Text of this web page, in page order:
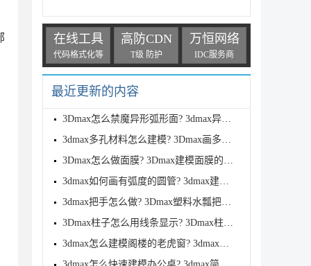
在线工具
代码格式化等
高防CDN
T级 防护
万恒网络
IDC服务商
最近更新的内容
3Dmax怎么禁魔异形弧形面? 3dmax异形曲面圆滑建模的技
3dmax多孔材料怎么建模? 3Dmax画多孔泡沫的技巧
3Dmax怎么做面膜? 3Dmax建模面膜的技巧
3dmax如何画有弧度的圆管? 3dmax建模有弧度圆管模型的
3dmax把手怎么做? 3Dmax塑料水瓢把手模型的建模技巧
3Dmax柱子怎么用线条显示? 3Dmax柱子显示为线条的技巧
3dmax怎么建模阁楼的老虎窗? 3dmax异形窗户的建模方法